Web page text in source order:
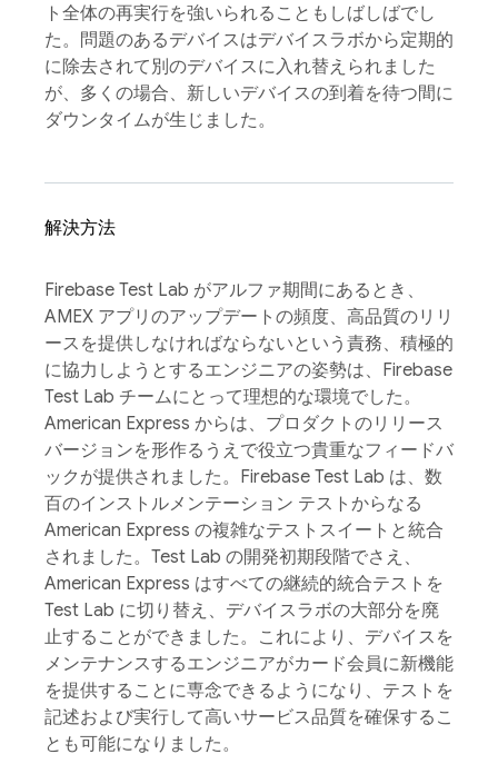
ト全体の再実行を強いられることもしばしばでし
た。問題のあるデバイスはデバイスラボから定期的
に除去されて別のデバイスに入れ替えられました
が、多くの場合、新しいデバイスの到着を待つ間に
ダウンタイムが生じました。
解決方法
Firebase Test Lab がアルファ期間にあるとき、
AMEX アプリのアップデートの頻度、高品質のリリ
ースを提供しなければならないという責務、積極的
に協力しようとするエンジニアの姿勢は、Firebase
Test Lab チームにとって理想的な環境でした。
American Express からは、プロダクトのリリース
バージョンを形作るうえで役立つ貴重なフィードバ
ックが提供されました。Firebase Test Lab は、数
百のインストルメンテーション テストからなる
American Express の複雑なテストスイートと統合
されました。Test Lab の開発初期段階でさえ、
American Express はすべての継続的統合テストを
Test Lab に切り替え、デバイスラボの大部分を廃
止することができました。これにより、デバイスを
メンテナンスするエンジニアがカード会員に新機能
を提供することに専念できるようになり、テストを
記述および実行して高いサービス品質を確保するこ
とも可能になりました。